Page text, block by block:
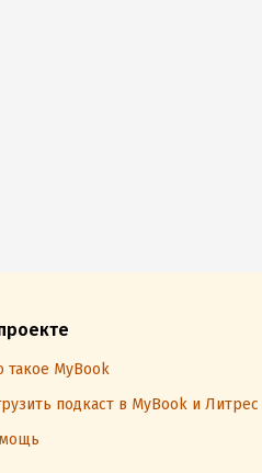
такое MyBook
подкаст в MyBook и Литрес